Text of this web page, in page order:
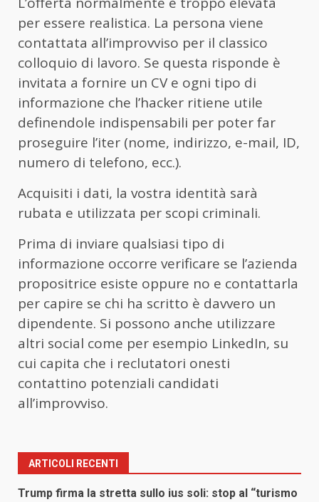
per essere realistica. La persona viene
contattata all’improvviso per il classico
colloquio di lavoro. Se questa risponde è
invitata a fornire un CV e ogni tipo di
informazione che l’hacker ritiene utile
definendole indispensabili per poter far
proseguire l’iter (nome, indirizzo, e-mail, ID,
numero di telefono, ecc.).
Acquisiti i dati, la vostra identità sarà
rubata e utilizzata per scopi criminali.
Prima di inviare qualsiasi tipo di
informazione occorre verificare se l’azienda
propositrice esiste oppure no e contattarla
per capire se chi ha scritto è davvero un
dipendente. Si possono anche utilizzare
altri social come per esempio LinkedIn, su
cui capita che i reclutatori onesti
contattino potenziali candidati
all’improvviso.
ARTICOLI RECENTI
Trump firma la stretta sullo ius soli: stop al “turismo